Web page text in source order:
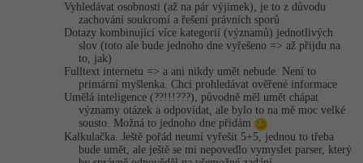
Google Dokumenty
Time management
Windows
Linux
Video
Ostatní
Fórum
Vyhledávat osobnosti (až na pár výjimek), je to z důvodu
zachování soukromí a řešení právních sporů
Dotazy kombinující více kategorií (významů) jednotlivých
slov (toto ale bude jednoho dne vyřešeno => až přijdu na
to, jak)
Fulltext internetu => a ani nikdy umět nebude. Není to
primární myšlenka. Chci prohledávat ověřené informace
Umělá inteligence (??!!!???), původně měl umět chápat
významy otázek a odpovídat, ale bylo to na mě moc velké
sousto. Možná to jednoho dne přidám
Kalkulačka. Ještě pořád neumí vyřešit 5+5, jednou to třeba
bude umět, ale ještě se mi nepovedlo vymyslet parser, který